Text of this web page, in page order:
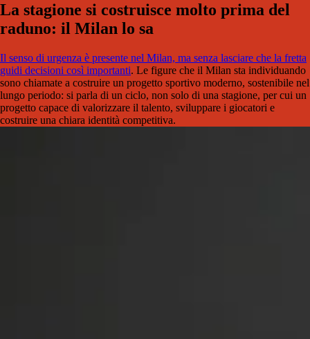
La stagione si costruisce molto prima del
raduno: il Milan lo sa
Il senso di urgenza è presente nel Milan, ma senza lasciare che la fretta
guidi decisioni così importanti. Le figure che il Milan sta individuando
sono chiamate a costruire un progetto sportivo moderno, sostenibile nel
lungo periodo: si parla di un ciclo, non solo di una stagione, per cui un
progetto capace di valorizzare il talento, sviluppare i giocatori e
costruire una chiara identità competitiva.